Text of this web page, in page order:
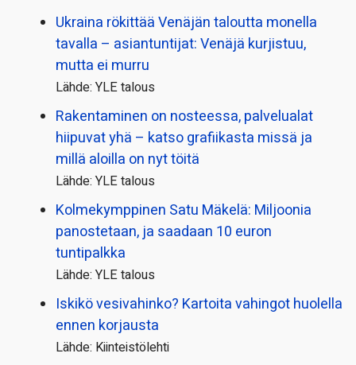
Ukraina rökittää Venäjän taloutta monella
tavalla – asiantuntijat: Venäjä kurjistuu,
mutta ei murru
Lähde: YLE talous
Rakentaminen on nosteessa, palvelualat
hiipuvat yhä – katso grafiikasta missä ja
millä aloilla on nyt töitä
Lähde: YLE talous
Kolmekymppinen Satu Mäkelä: Miljoonia
panostetaan, ja saadaan 10 euron
tuntipalkka
Lähde: YLE talous
Iskikö vesivahinko? Kartoita vahingot huolella
ennen korjausta
Lähde: Kiinteistölehti